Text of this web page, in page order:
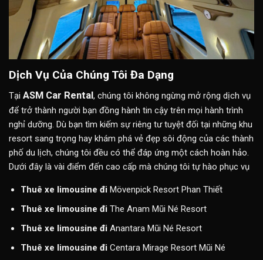
Dịch Vụ Của Chúng Tôi Đa Dạng
Tại ASM Car Rental, chúng tôi không ngừng mở rộng dịch vụ
để trở thành người bạn đồng hành tin cậy trên mọi hành trình
nghỉ dưỡng. Dù bạn tìm kiếm sự riêng tư tuyệt đối tại những khu
resort sang trọng hay khám phá vẻ đẹp sôi động của các thành
phố du lịch, chúng tôi đều có thể đáp ứng một cách hoàn hảo.
Dưới đây là vài điểm đến cao cấp mà chúng tôi tự hào phục vụ
Thuê xe limousine điMövenpick Resort Phan Thiết
Thuê xe limousine điThe Anam Mũi Né Resort
Thuê xe limousine điAnantara Mũi Né Resort
Thuê xe limousine điCentara Mirage Resort Mũi Né